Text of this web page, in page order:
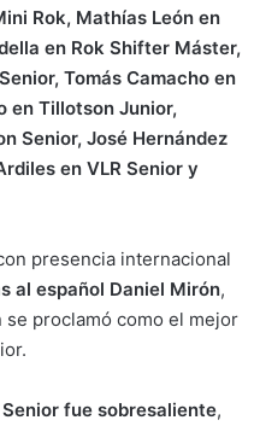
Rok, Mathías León en
en Rok Shifter Máster,
Tomás Camacho en
en Tillotson Junior,
Senior, José Hernández
en VLR Senior y
presencia internacional
al español Daniel Mirón,
proclamó como el mejor
fue sobresaliente,